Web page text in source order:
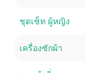
ชุดเซ็ท ผู้หญิง
เครื่องซักผ้า